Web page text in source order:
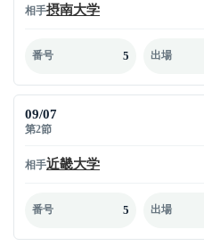
相手摂南大学
番号 5 出場
09/07
第2節
相手近畿大学
番号 5 出場